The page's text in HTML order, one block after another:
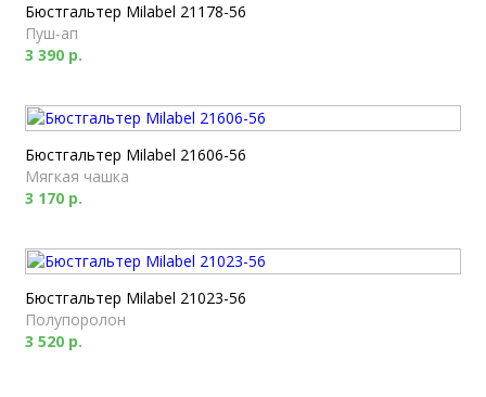
Бюстгальтер Milabel 21178-56
Пуш-ап
3 390 р.
Бюстгальтер Milabel 21606-56
Мягкая чашка
3 170 р.
Бюстгальтер Milabel 21023-56
Полупоролон
3 520 р.